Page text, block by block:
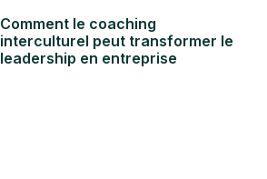
Comment le coaching
interculturel peut transformer le
leadership en entreprise